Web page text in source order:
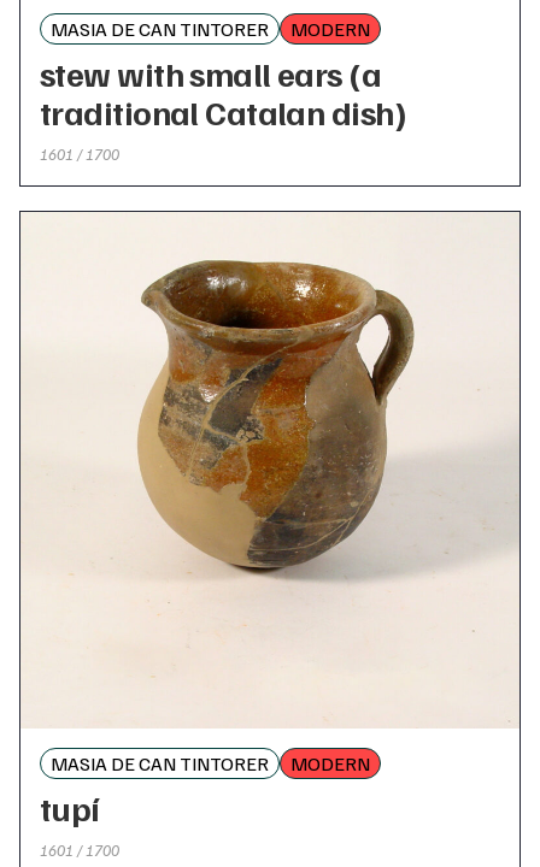
MASIA DE CAN TINTORER MODERN
stew with small ears (a
traditional Catalan dish)
1601 / 1700
MASIA DE CAN TINTORER MODERN
tupí
1601 / 1700